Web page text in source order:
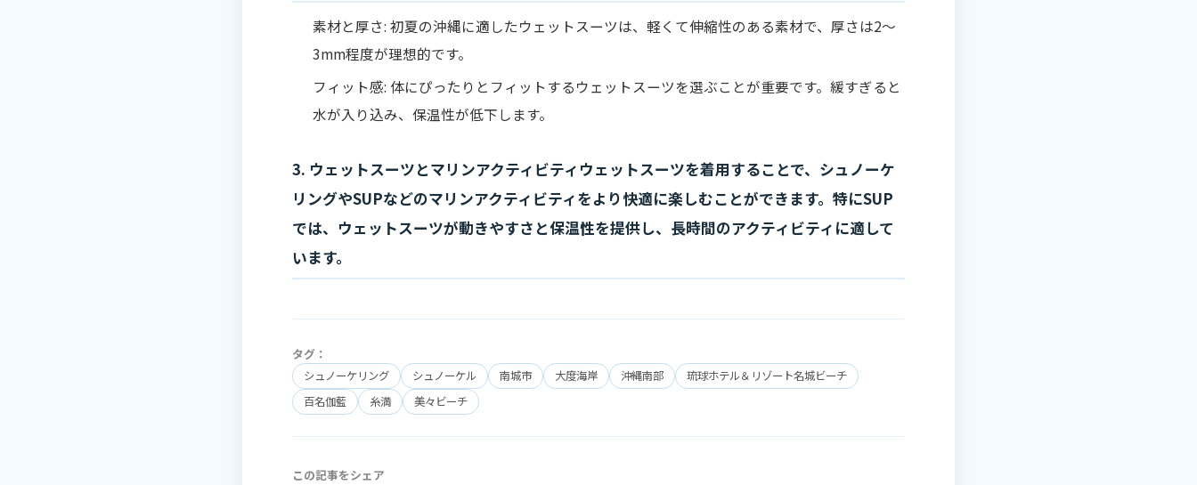
素材と厚さ: 初夏の沖縄に適したウェットスーツは、軽くて伸縮性のある素材で、厚さは2～
3mm程度が理想的です。
フィット感: 体にぴったりとフィットするウェットスーツを選ぶことが重要です。緩すぎると
水が入り込み、保温性が低下します。
3. ウェットスーツとマリンアクティビティウェットスーツを着用することで、シュノーケ
リングやSUPなどのマリンアクティビティをより快適に楽しむことができます。特にSUP
では、ウェットスーツが動きやすさと保温性を提供し、長時間のアクティビティに適して
います。
タグ：
シュノーケリング シュノーケル 南城市 大度海岸 沖縄南部
琉球ホテル＆リゾート名城ビーチ
百名伽藍
糸満 美々ビーチ
この記事をシェア